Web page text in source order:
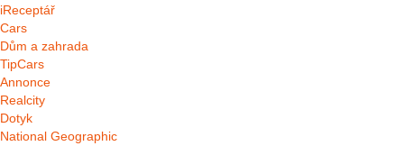
iReceptář
Cars
Dům a zahrada
TipCars
Annonce
Realcity
Dotyk
National Geographic